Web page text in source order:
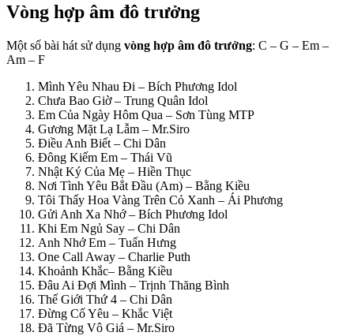
Vòng hợp âm đô trưởng
Một số bài hát sử dụng vòng hợp âm đô trưởng: C – G – Em –
Am – F
Mình Yêu Nhau Đi – Bích Phương Idol
Chưa Bao Giờ – Trung Quân Idol
Em Của Ngày Hôm Qua – Sơn Tùng MTP
Gương Mặt Lạ Lẫm – Mr.Siro
Điều Anh Biết – Chi Dân
Đông Kiếm Em – Thái Vũ
Nhật Ký Của Mẹ – Hiền Thục
Nơi Tình Yêu Bắt Đầu (Am) – Bằng Kiều
Tôi Thấy Hoa Vàng Trên Cỏ Xanh – Ái Phương
Gửi Anh Xa Nhớ – Bích Phương Idol
Khi Em Ngủ Say – Chi Dân
Anh Nhớ Em – Tuấn Hưng
One Call Away – Charlie Puth
Khoảnh Khắc– Bằng Kiều
Đâu Ai Đợi Mình – Trịnh Thăng Bình
Thế Giới Thứ 4 – Chi Dân
Đừng Cố Yêu – Khắc Việt
Đã Từng Vô Giá – Mr.Siro